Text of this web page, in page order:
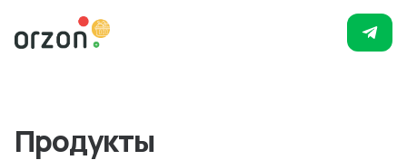
Продукты